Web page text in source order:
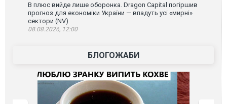
В плюс вийде лише оборонка. Dragon Capital погіршив
прогноз для економіки України — впадуть усі «мирні»
сектори (NV)
08.08.2026, 12:00
БЛОГОЖАБИ